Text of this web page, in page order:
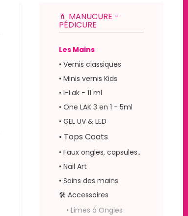
💄 MANUCURE -
PÉDICURE
Les Mains
• Vernis classiques
• Minis vernis Kids
• I-Lak - 11 ml
• One LAK 3 en 1 - 5ml
• GEL UV & LED
• Tops Coats
• Faux ongles, capsules..
• Nail Art
• Soins des mains
🛠 Accessoires
• Limes à Ongles